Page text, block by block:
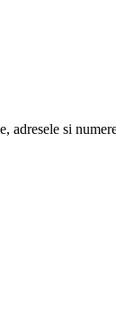
adresele si